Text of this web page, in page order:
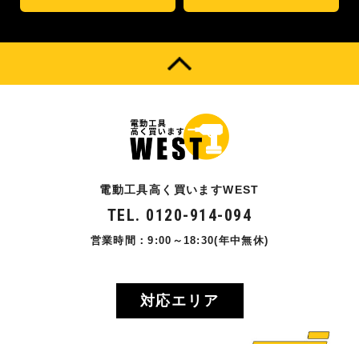
電動工具高く買いますWEST
TEL. 0120-914-094
営業時間：9:00～18:30(年中無休)
対応エリア